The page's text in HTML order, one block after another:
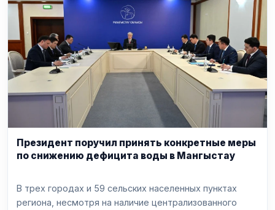
Президент поручил принять конкретные меры
по снижению дефицита воды в Мангыстау
В трех городах и 59 сельских населенных пунктах
региона, несмотря на наличие централизованного